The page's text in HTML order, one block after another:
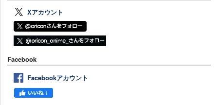
Xアカウント
Facebook
Facebookアカウント